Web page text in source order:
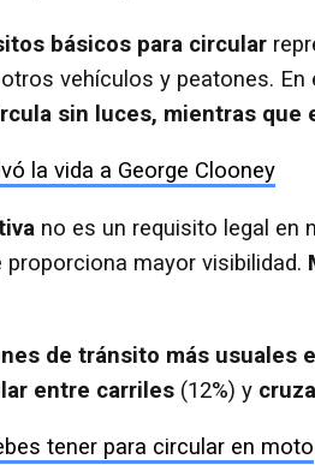
básicos para circular
vehículos y peatones.
sin luces, mientras que
la vida a George Clooney
no es un requisito legal en
mayor visibilidad.
de tránsito más usuales
entre carriles (12%) y
tener para circular en moto